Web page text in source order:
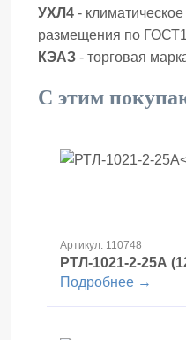
УХЛ4 -
размещения по
КЭАЗ - торговая
С этим
Артикул: 110748
РТЛ-1021-2-25А
Подробнее →